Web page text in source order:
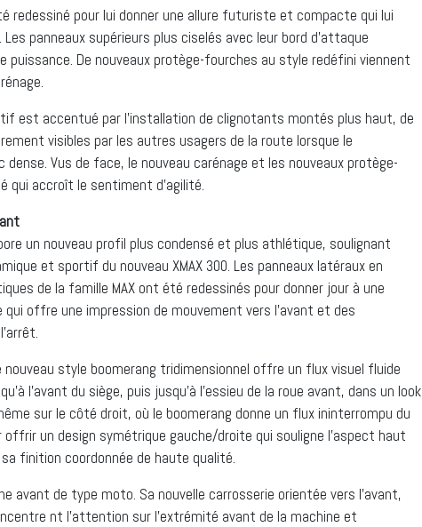
redessiné pour lui donner une allure futuriste et compacte qui lui
panneaux supérieurs plus ciselés avec leur bord d’attaque
puissance. De nouveaux protège-fourches au style redéfini viennent
est accentué par l’installation de clignotants montés plus haut, de
visibles par les autres usagers de la route lorsque le
Vus de face, le nouveau carénage et les nouveaux protège-
qui accroît le sentiment d’agilité.
un nouveau profil plus condensé et plus athlétique, soulignant
et sportif du nouveau XMAX 300. Les panneaux latéraux en
de la famille MAX ont été redessinés pour donner jour à une
offre une impression de mouvement vers l’avant et des
nouveau style boomerang tridimensionnel offre un flux visuel fluide
l’avant du siège, puis jusqu’à l’essieu de la roue avant, dans un look
sur le côté droit, où le boomerang donne un flux ininterrompu du
offrir un design symétrique gauche/droite qui souligne l’aspect haut
finition coordonnée de haute qualité.
avant de type moto. Sa nouvelle carrosserie orientée vers l’avant,
nt l’attention sur l’extrémité avant de la machine et